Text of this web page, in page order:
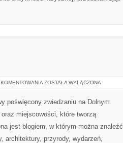
JELENIA
ZOSTAŁA WYŁĄCZONA
poświęcony zwiedzaniu na Dolnym
miejscowości, które tworzą
jest blogiem, w którym można znaleźć
architektury, przyrody, wydarzeń,